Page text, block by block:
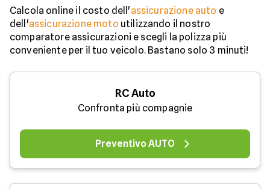
Calcola online il costo dell'assicurazione auto e
dell'assicurazione moto utilizzando il nostro
comparatore assicurazioni e scegli la polizza più
conveniente per il tuo veicolo. Bastano solo 3 minuti!
RC Auto
Confronta più compagnie
Preventivo AUTO